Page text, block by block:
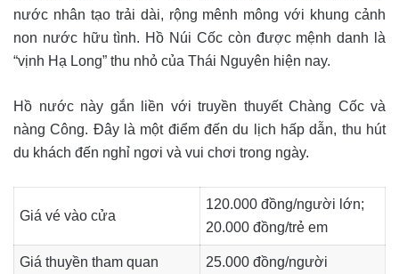
nước nhân tạo trải dài, rộng mênh mông với khung cảnh
non nước hữu tình. Hồ Núi Cốc còn được mệnh danh là
“vịnh Hạ Long” thu nhỏ của Thái Nguyên hiện nay.
Hồ nước này gắn liền với truyền thuyết Chàng Cốc và
nàng Công. Đây là một điểm đến du lịch hấp dẫn, thu hút
du khách đến nghỉ ngơi và vui chơi trong ngày.
Giá vé vào cửa
120.000 đồng/người lớn;
20.000 đồng/trẻ em
Giá thuyền tham quan 25.000 đồng/người